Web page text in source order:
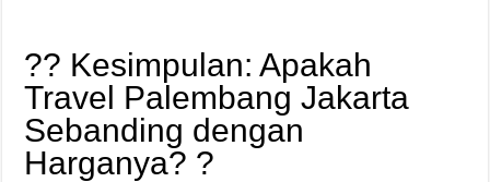
?? Kesimpulan: Apakah
Travel Palembang Jakarta
Sebanding dengan
Harganya? ?